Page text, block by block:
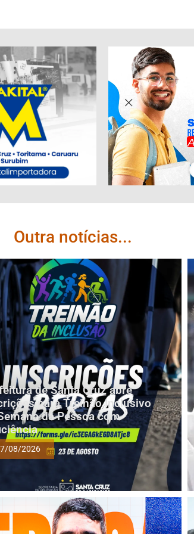
Outra notícias...
de Santa Cruz abre
para Treinão Inclusivo
da Pessoa com
08/2026